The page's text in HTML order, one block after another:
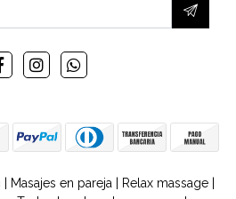
en pareja | Relax massage |